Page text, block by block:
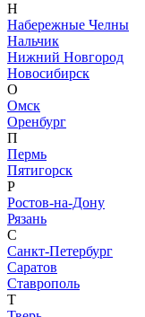
Н
Набережные Челны
Нальчик
Нижний Новгород
Новосибирск
О
Омск
Оренбург
П
Пермь
Пятигорск
Р
Ростов-на-Дону
Рязань
С
Санкт-Петербург
Саратов
Ставрополь
Т